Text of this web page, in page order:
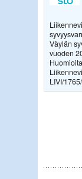
Väylän
vuoden
LIVI/